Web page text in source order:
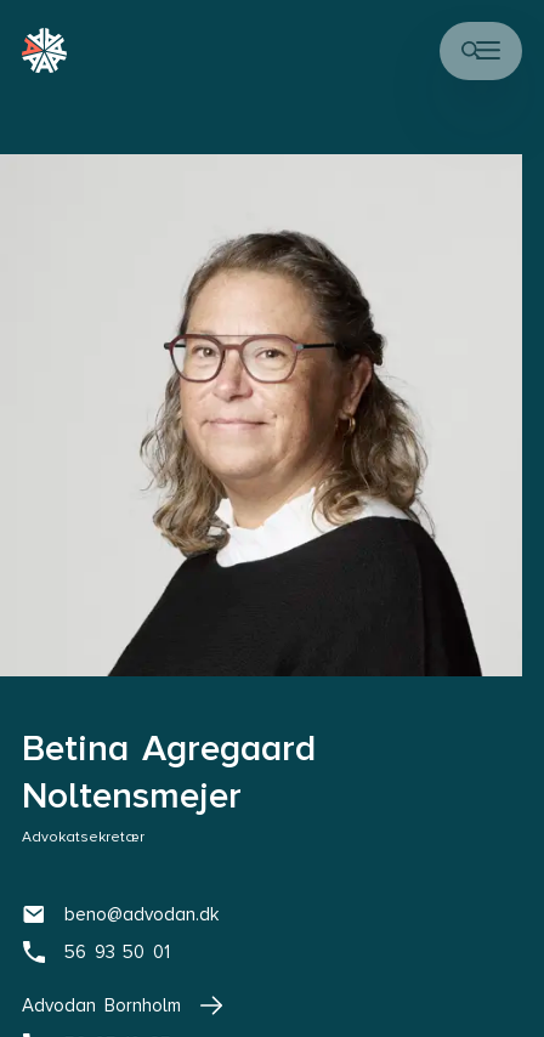
Betina Agregaard
Noltensmejer
Advokatsekretær
beno@advodan.dk
56 93 50 01
Advodan Bornholm